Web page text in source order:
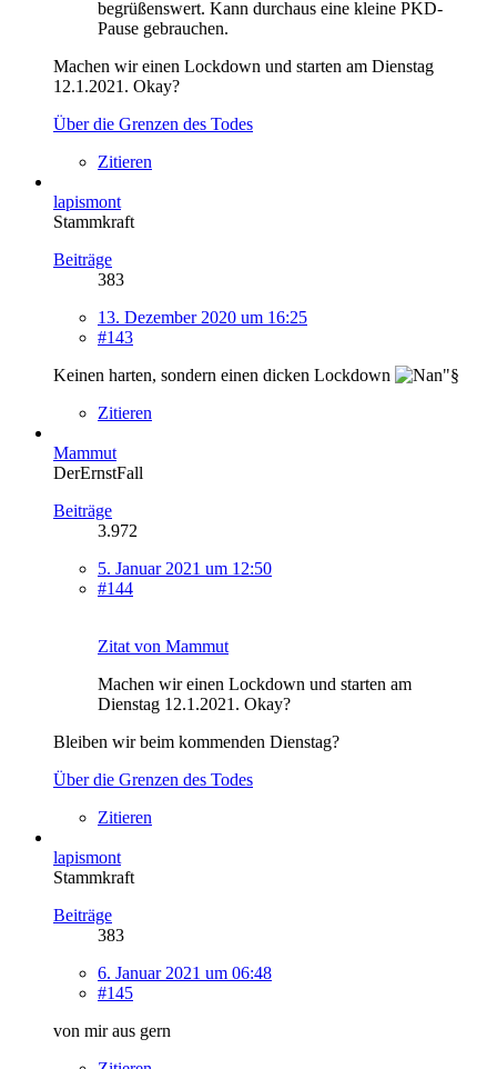
begrüßenswert. Kann durchaus eine kleine PKD-
Pause gebrauchen.
Machen wir einen Lockdown und starten am Dienstag
12.1.2021. Okay?
Über die Grenzen des Todes
Zitieren
lapismont
Stammkraft
Beiträge
383
13. Dezember 2020 um 16:25
#143
Keinen harten, sondern einen dicken Lockdown
Zitieren
Mammut
DerErnstFall
Beiträge
3.972
5. Januar 2021 um 12:50
#144
Zitat von Mammut
Machen wir einen Lockdown und starten am
Dienstag 12.1.2021. Okay?
Bleiben wir beim kommenden Dienstag?
Über die Grenzen des Todes
Zitieren
lapismont
Stammkraft
Beiträge
383
6. Januar 2021 um 06:48
#145
von mir aus gern